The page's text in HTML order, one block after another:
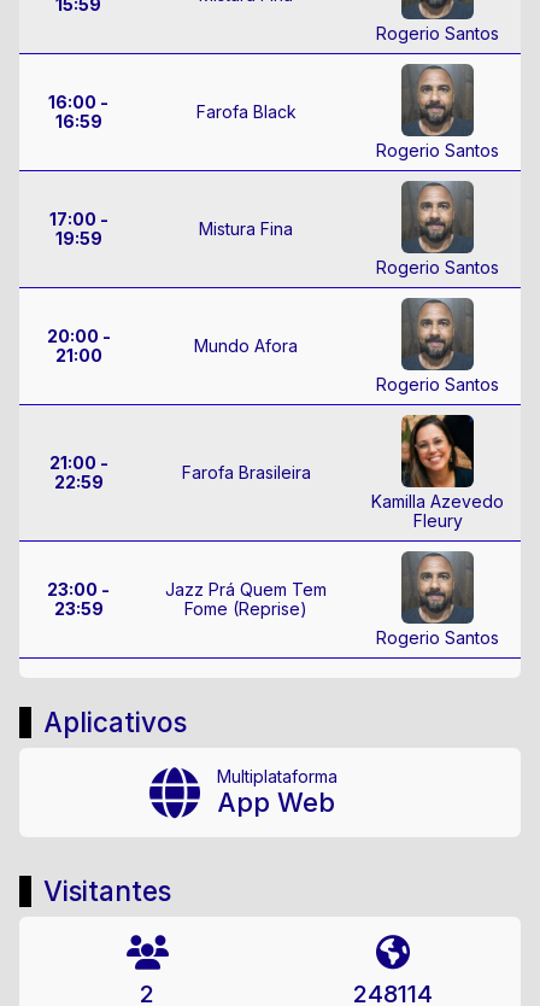
15:59
Rogerio Santos
16:00 -
16:59
Farofa Black
Rogerio Santos
17:00 -
19:59
Mistura Fina
Rogerio Santos
20:00 -
21:00
Mundo Afora
Rogerio Santos
21:00 -
22:59
Farofa Brasileira
Kamilla Azevedo
Fleury
23:00 -
23:59
Jazz Prá Quem Tem
Fome (Reprise)
Rogerio Santos
Aplicativos
Multiplataforma
App Web
Visitantes
2 248114